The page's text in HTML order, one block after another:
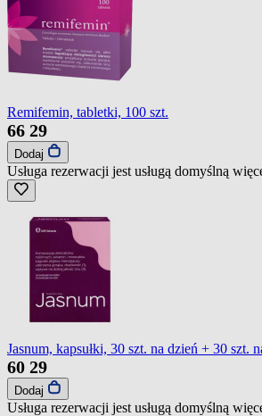
Remifemin, tabletki, 100 szt.
66 29
Dodaj
Usługa rezerwacji jest usługą domyślną
Jasnum, kapsułki, 30 szt. na dzień + 30 szt.
60 29
Dodaj
Usługa rezerwacji jest usługą domyślną